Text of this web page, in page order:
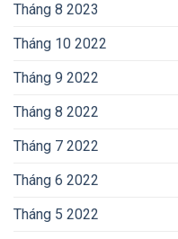
Tháng 8 2023
Tháng 10 2022
Tháng 9 2022
Tháng 8 2022
Tháng 7 2022
Tháng 6 2022
Tháng 5 2022